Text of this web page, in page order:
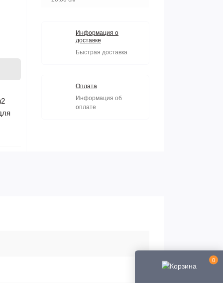
0
Информация о
доставке
Быстрая доставка
Оплата
Информация об
оплате